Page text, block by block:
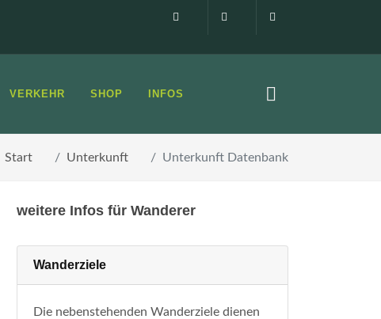
Impressum0160 99873408
VERKEHR SHOP INFOS
Start Unterkunft Unterkunft Datenbank
weitere Infos für Wanderer
Wanderziele
Die nebenstehenden Wanderziele dienen